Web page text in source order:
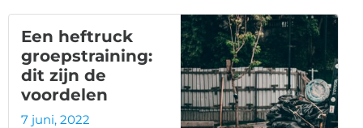
Een heftruck
groepstraining:
dit zijn de
voordelen
7 juni, 2022